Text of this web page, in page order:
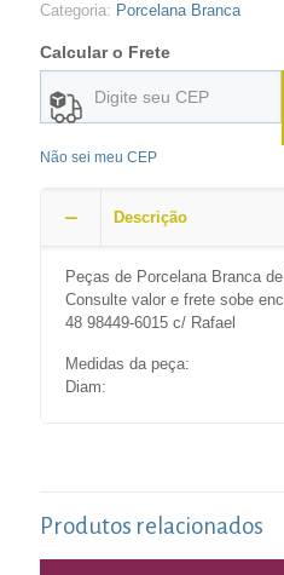
Categoria: Porcelana Branca
Calcular o Frete
Não sei meu CEP
Descrição
Peças de Porcelana Branca
Consulte valor e frete sobe
48 98449-6015 c/ Rafael
Medidas da peça:
Diam:
Produtos relacionados